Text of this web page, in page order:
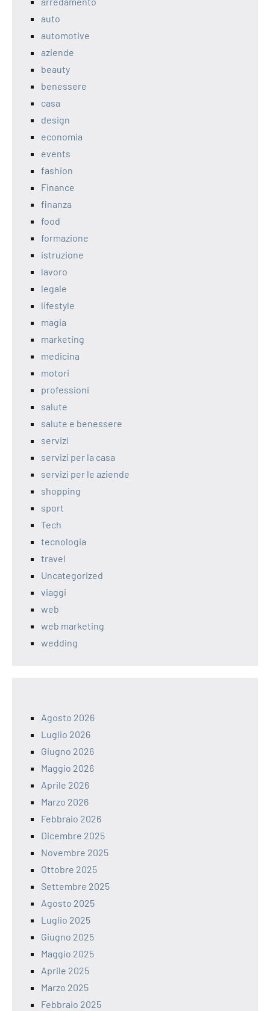
auto
automotive
aziende
beauty
benessere
casa
design
economia
events
fashion
Finance
finanza
food
formazione
istruzione
lavoro
legale
lifestyle
magia
marketing
medicina
motori
professioni
salute
salute e benessere
servizi
servizi per la casa
servizi per le aziende
shopping
sport
Tech
tecnologia
travel
Uncategorized
viaggi
web
web marketing
wedding
Agosto 2026
Luglio 2026
Giugno 2026
Maggio 2026
Aprile 2026
Marzo 2026
Febbraio 2026
Dicembre 2025
Novembre 2025
Ottobre 2025
Settembre 2025
Agosto 2025
Luglio 2025
Giugno 2025
Maggio 2025
Aprile 2025
Marzo 2025
Febbraio 2025